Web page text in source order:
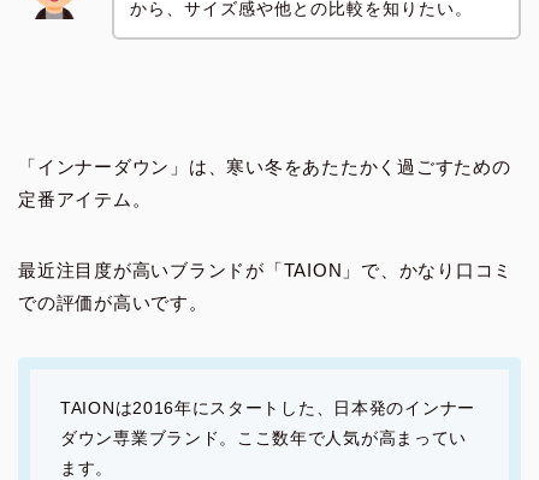
から、サイズ感や他との比較を知りたい。
「インナーダウン」は、寒い冬をあたたかく過ごすための
定番アイテム。
最近注目度が高いブランドが「TAION」で、かなり口コミ
での評価が高いです。
TAIONは2016年にスタートした、日本発のインナー
ダウン専業ブランド。ここ数年で人気が高まってい
ます。